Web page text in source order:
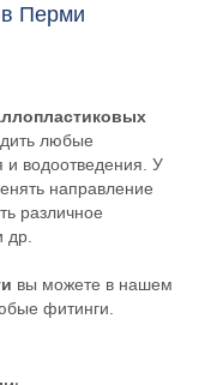
Перми
любые
и водоотведения. У
направление
различное
др.
вы можете в нашем
фитинги.